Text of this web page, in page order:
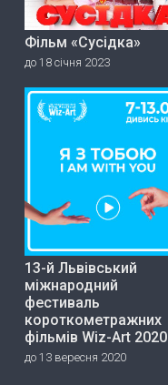
Фільм «Сусідка»
до 18 січня 2023
13-й Львівський
міжнародний
фестиваль
короткометражних
фільмів Wiz-Art 2020
до 13 вересня 2020